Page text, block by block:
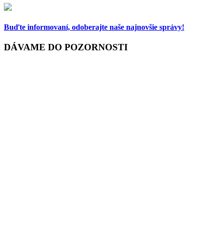
Buďte informovaní, odoberajte naše najnovšie správy!
DÁVAME DO POZORNOSTI